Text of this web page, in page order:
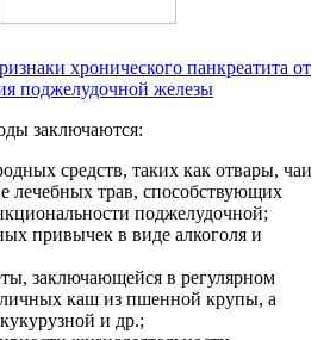
хронического панкреатита от
поджелудочной железы
заключаются:
средств, таких как отвары, чаи
лечебных трав, способствующих
поджелудочной;
привычек в виде алкоголя и
заключающейся в регулярном
каш из пшенной крупы, а
и др.;